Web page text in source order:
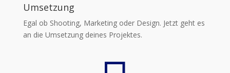
Umsetzung
Egal ob Shooting, Marketing oder Design. Jetzt geht es
an die Umsetzung deines Projektes.